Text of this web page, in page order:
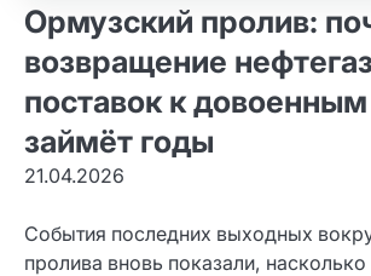
Ормузский пролив:
возвращение
поставок к
займёт годы
21.04.2026
События последних выходных
пролива вновь показали, насколько